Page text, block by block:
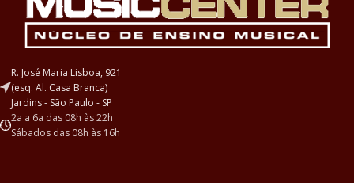
R. José Maria Lisboa, 921
(esq. Al. Casa Branca)
Jardins - São Paulo - SP
2a a 6a das 08h às 22h
Sábados das 08h às 16h